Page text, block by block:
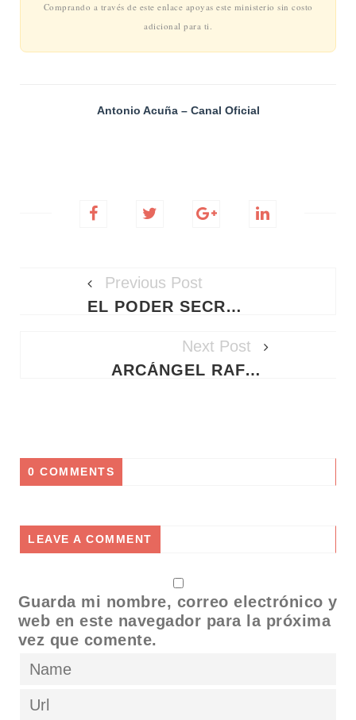
Comprando a través de este enlace apoyas este ministerio sin costo
adicional para ti.
Antonio Acuña – Canal Oficial
Previous Post
EL PODER SECRETO DE LA ORACIÓN DE MADRUGADA: CÓMO ENCONTRAR PAZ ABSOLUTA ANTES DE QUE EL MUNDO DESPIERTE
Next Post
ARCÁNGEL RAFAEL: EL MILAGRO DE LA RESTAURACIÓN DIVINA EN TU SALUD Y TUS VIAJES
0 COMMENTS
LEAVE A COMMENT
Guarda mi nombre, correo electrónico y
web en este navegador para la próxima
vez que comente.